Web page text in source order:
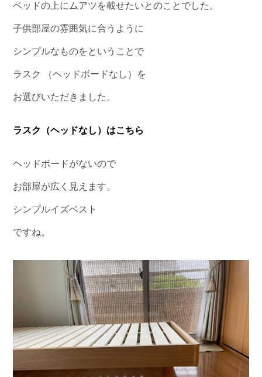
ベッドの上にムアツを載せたいとのことでした。
子供部屋の雰囲気に合うように
シンプルなものをということで
ラスク （ヘッドボードなし）を
お選びいただきました。
ラスク（ヘッドなし）はこちら
ヘッドボードがないので
お部屋が広く見えます。
シンプルイズベスト
ですね。